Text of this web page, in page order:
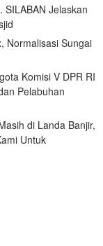
SILABAN Jelaskan
Normalisasi Sungai
Komisi V DPR RI
Pelabuhan
di Landa Banjir,
Untuk